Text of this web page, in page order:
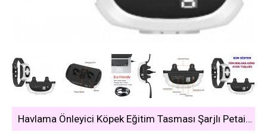
Havlama Önleyici Köpek Eğitim Tasması Şarjlı Petainer PB10